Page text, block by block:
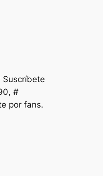
#
por fans.